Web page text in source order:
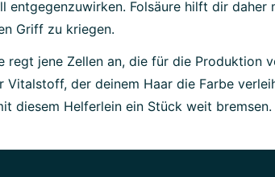
entgegenzuwirken. Folsäure hilft dir daher
Griff zu kriegen.
regt jene Zellen an, die für die Produktion
der deinem Haar die Farbe
diesem Helferlein ein Stück weit bremsen.